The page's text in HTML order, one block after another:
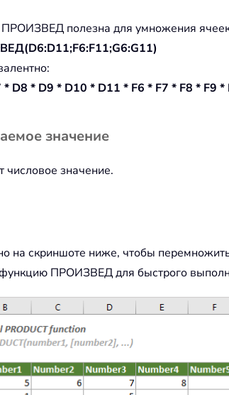
полезна для умножения
D8 * D9 * D10 * D11 * F6 * F7 * F8 * F9
значение
числовое значение.
на скриншоте ниже, чтобы
ПРОИЗВЕД для быстрого